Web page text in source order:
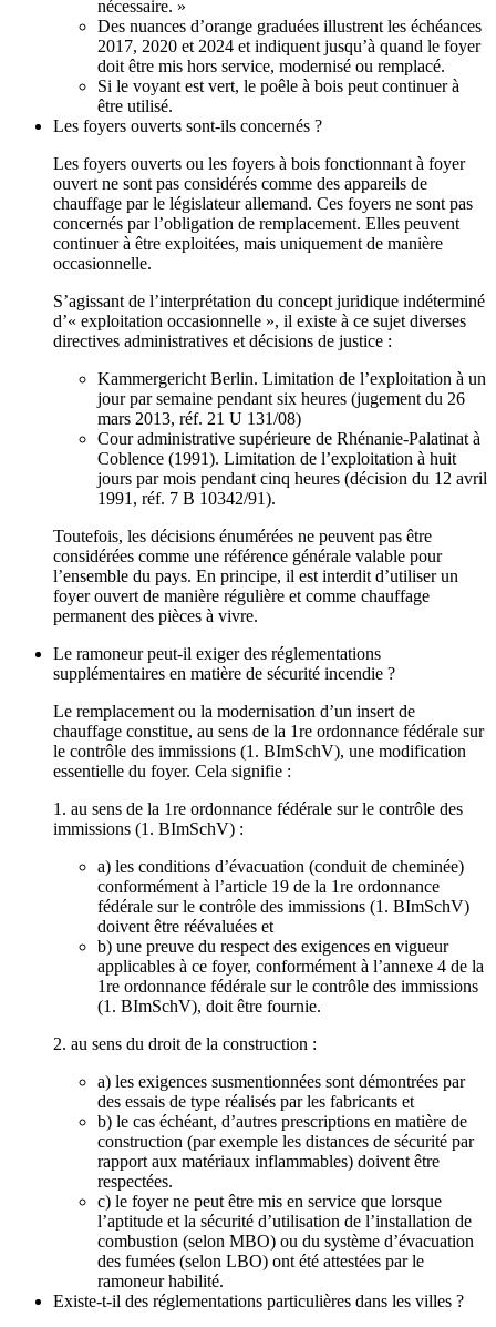
nécessaire. »
Des nuances d’orange graduées illustrent les échéances
2017, 2020 et 2024 et indiquent jusqu’à quand le foyer
doit être mis hors service, modernisé ou remplacé.
Si le voyant est vert, le poêle à bois peut continuer à
être utilisé.
Les foyers ouverts sont‑ils concernés ?
Les foyers ouverts ou les foyers à bois fonctionnant à foyer
ouvert ne sont pas considérés comme des appareils de
chauffage par le législateur allemand. Ces foyers ne sont pas
concernés par l’obligation de remplacement. Elles peuvent
continuer à être exploitées, mais uniquement de manière
occasionnelle.
S’agissant de l’interprétation du concept juridique indéterminé
d’« exploitation occasionnelle », il existe à ce sujet diverses
directives administratives et décisions de justice :
Kammergericht Berlin. Limitation de l’exploitation à un
jour par semaine pendant six heures (jugement du 26
mars 2013, réf. 21 U 131/08)
Cour administrative supérieure de Rhénanie-Palatinat à
Coblence (1991). Limitation de l’exploitation à huit
jours par mois pendant cinq heures (décision du 12 avril
1991, réf. 7 B 10342/91).
Toutefois, les décisions énumérées ne peuvent pas être
considérées comme une référence générale valable pour
l’ensemble du pays. En principe, il est interdit d’utiliser un
foyer ouvert de manière régulière et comme chauffage
permanent des pièces à vivre.
Le ramoneur peut-il exiger des réglementations
supplémentaires en matière de sécurité incendie ?
Le remplacement ou la modernisation d’un insert de
chauffage constitue, au sens de la 1re ordonnance fédérale sur
le contrôle des immissions (1. BImSchV), une modification
essentielle du foyer. Cela signifie :
1. au sens de la 1re ordonnance fédérale sur le contrôle des
immissions (1. BImSchV) :
a) les conditions d’évacuation (conduit de cheminée)
conformément à l’article 19 de la 1re ordonnance
fédérale sur le contrôle des immissions (1. BImSchV)
doivent être réévaluées et
b) une preuve du respect des exigences en vigueur
applicables à ce foyer, conformément à l’annexe 4 de la
1re ordonnance fédérale sur le contrôle des immissions
(1. BImSchV), doit être fournie.
2. au sens du droit de la construction :
a) les exigences susmentionnées sont démontrées par
des essais de type réalisés par les fabricants et
b) le cas échéant, d’autres prescriptions en matière de
construction (par exemple les distances de sécurité par
rapport aux matériaux inflammables) doivent être
respectées.
c) le foyer ne peut être mis en service que lorsque
l’aptitude et la sécurité d’utilisation de l’installation de
combustion (selon MBO) ou du système d’évacuation
des fumées (selon LBO) ont été attestées par le
ramoneur habilité.
Existe-t-il des réglementations particulières dans les villes ?